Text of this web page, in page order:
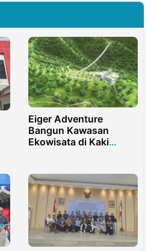
Eiger Adventure
Bangun Kawasan
Ekowisata di Kaki